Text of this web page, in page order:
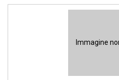
Immagine